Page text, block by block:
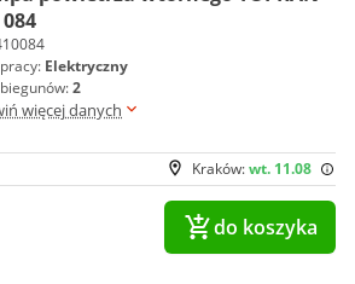
Elektryczny
2
więcej danych
Kraków:wt. 11.08
do koszyka